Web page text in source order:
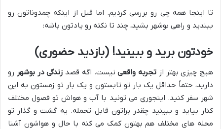
تا اینجا همه چی رو بررسی کردیم. اما قبل از اینکه چمدوناتون رو
ببندید و راهی بوشهر بشید، چند تا نکته رو یادتون باشه:
خودتون برید و ببینید! (بازدید حضوری)
هیچ چیزی بهتر از تجربه واقعینیست. اگه قصد زندگی در بوشهر رو
دارید، حتماً حداقل یک بار تو تابستون و یک بار تو زمستون به این
شهر سفر کنید. اینجوری می تونید با آب و هواش تو فصول مختلف
کنار بیاید و ببینید چقدر براتون قابل تحمله. یه گشت و گذار تو
محله های مختلف هم بهتون کمک می کنه با حال و هواشون آشنا